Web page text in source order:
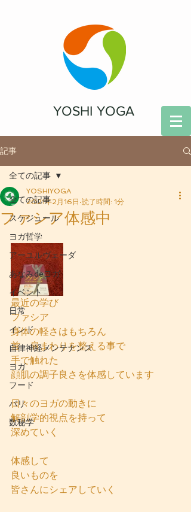
YOSHI YOGA
記事
全ての記事
スケジュール
ヨガ哲学
アーユルヴェーダ
あなみdeヨガ
イベント
日常
インド
自律神経メンテナンス
ヨガ
フード
バリ
数秘学
全ての記事
ファシア体感中
YOSHIYOGA
2021年2月16日 読了時間: 1分
最近の学び
ファシア
身体の軽さはもちろん
首　肩まわりを整える事で
手で触れた
顔肌の調子良さを体感しています
日々のヨガの動きに
解剖学的視点を持って
深めていく
体感して
良いものを
皆さんにシェアしていく